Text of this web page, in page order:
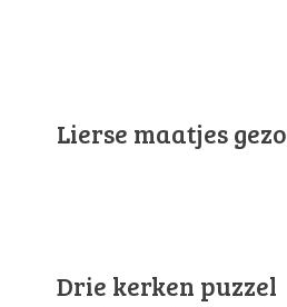
Lierse maatjes
Drie kerken puzzel